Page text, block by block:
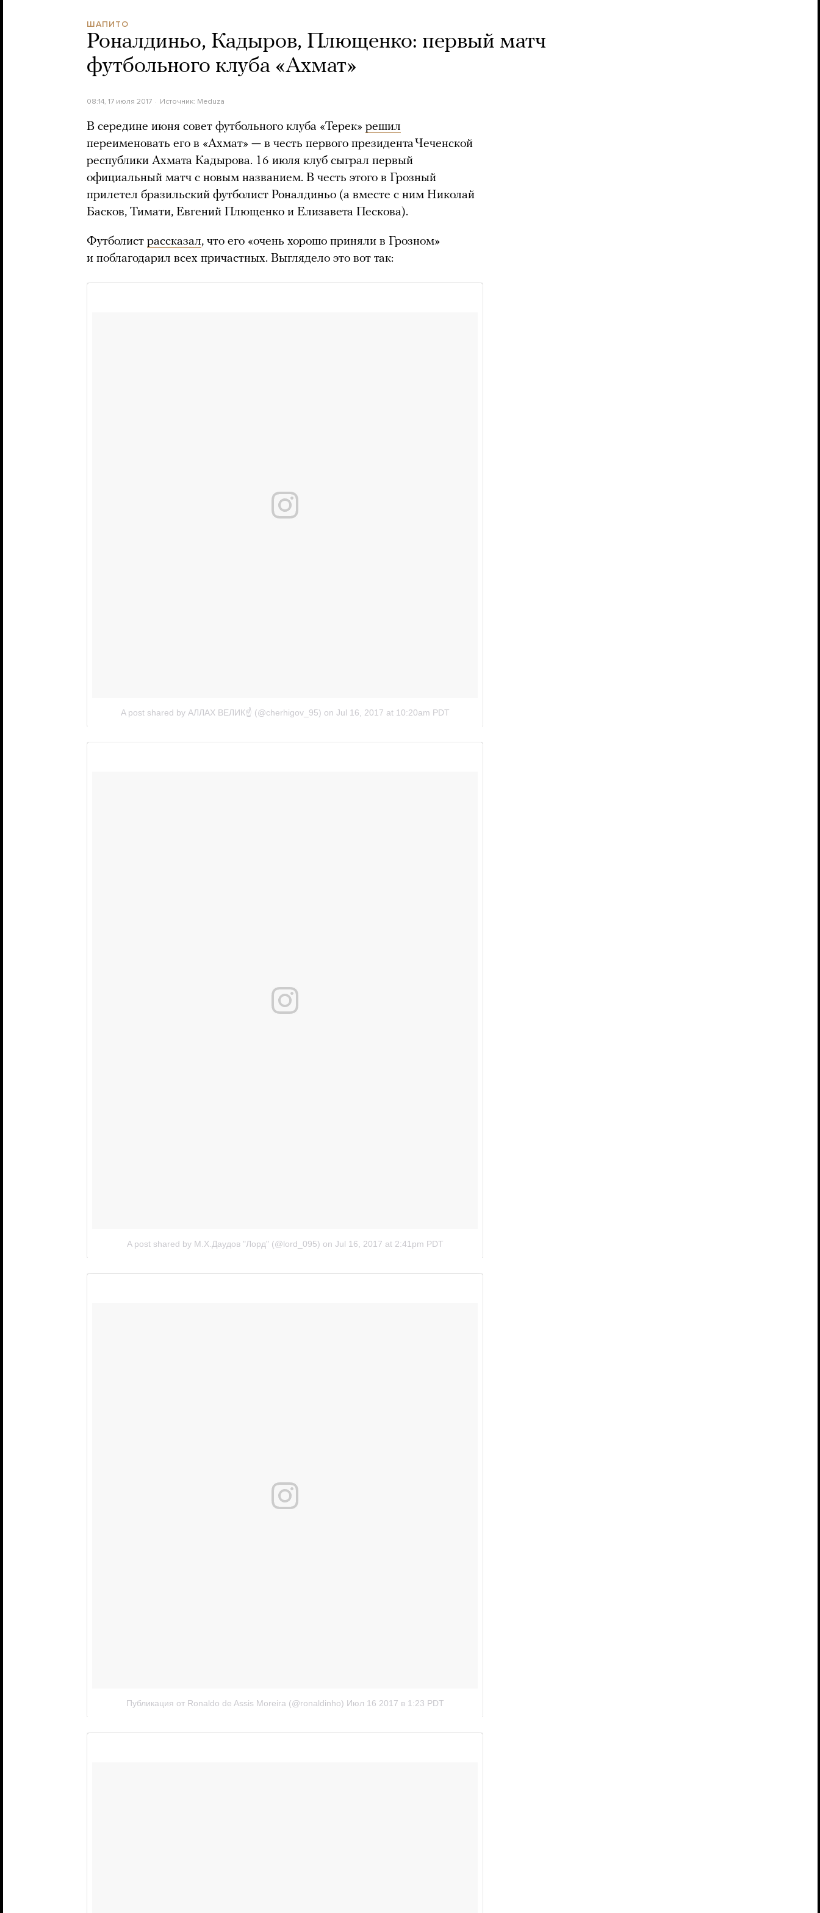
ШАПИТО
Роналдиньо, Кадыров, Плющенко: первый матч
футбольного клуба «Ахмат»
08:14, 17 июля 2017 Источник: Meduza
В середине июня совет футбольного клуба «Терек» решил
переименовать его в «Ахмат» — в честь первого президента Чеченской
республики Ахмата Кадырова. 16 июля клуб сыграл первый
официальный матч с новым названием. В честь этого в Грозный
прилетел бразильский футболист Роналдиньо (а вместе с ним Николай
Басков, Тимати, Евгений Плющенко и Елизавета Пескова).
Футболист рассказал, что его «очень хорошо приняли в Грозном»
и поблагодарил всех причастных. Выглядело это вот так: